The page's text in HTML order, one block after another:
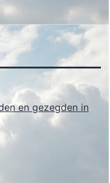
en gezegden in